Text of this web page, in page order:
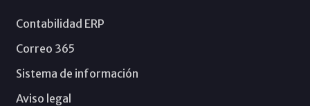
Contabilidad ERP
Correo 365
Sistema de información
Aviso legal